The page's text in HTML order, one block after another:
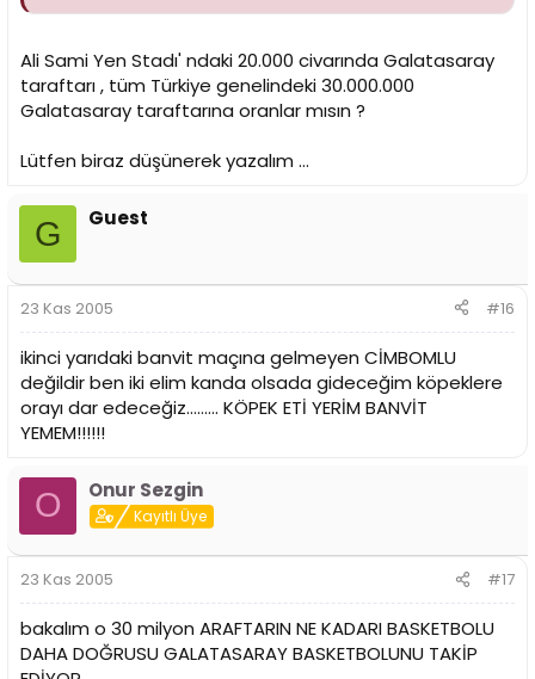
Ali Sami Yen Stadı' ndaki 20.000 civarında Galatasaray
taraftarı , tüm Türkiye genelindeki 30.000.000
Galatasaray taraftarına oranlar mısın ?
Lütfen biraz düşünerek yazalım ...
G Guest
23 Kas 2005 #16
ikinci yarıdaki banvit maçına gelmeyen CİMBOMLU
değildir ben iki elim kanda olsada gideceğim köpeklere
orayı dar edeceğiz......... KÖPEK ETİ YERİM BANVİT
YEMEM!!!!!!
O Onur Sezgin
Kayıtlı Üye
23 Kas 2005 #17
bakalım o 30 milyon ARAFTARIN NE KADARI BASKETBOLU
DAHA DOĞRUSU GALATASARAY BASKETBOLUNU TAKİP